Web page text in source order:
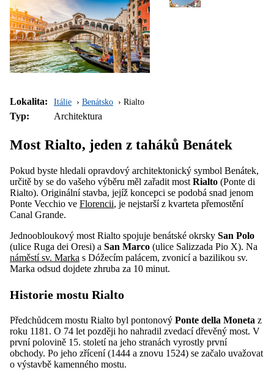
Lokalita: Itálie Benátsko Rialto
Typ: Architektura
Most Rialto, jeden z taháků Benátek
Pokud byste hledali opravdový architektonický symbol Benátek,
určitě by se do vašeho výběru měl zařadit most Rialto (Ponte di
Rialto). Originální stavba, jejíž koncepci se podobá snad jenom
Ponte Vecchio ve Florencii, je nejstarší z kvarteta přemostění
Canal Grande.
Jednoobloukový most Rialto spojuje benátské okrsky San Polo
(ulice Ruga dei Oresi) a San Marco (ulice Salizzada Pio X). Na
náměstí sv. Marka s Dóžecím palácem, zvonicí a bazilikou sv.
Marka odsud dojdete zhruba za 10 minut.
Historie mostu Rialto
Předchůdcem mostu Rialto byl pontonový Ponte della Moneta z
roku 1181. O 74 let později ho nahradil zvedací dřevěný most. V
první polovině 15. století na jeho stranách vyrostly první
obchody. Po jeho zřícení (1444 a znovu 1524) se začalo uvažovat
o výstavbě kamenného mostu.